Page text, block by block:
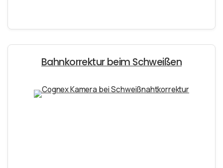
Bahnkorrektur beim Schweißen